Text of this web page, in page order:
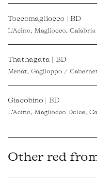
Toccomagliocco | BD
L'Acino, Magliocco, Calabria
Thathagata | BD
Menat, Gaglioppo /
Giacobino | BD
L’Acino, Magliocco Dolce,
Other red